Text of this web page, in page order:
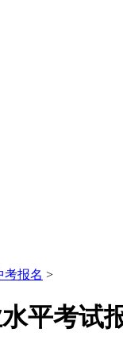
考报名 >
平考试